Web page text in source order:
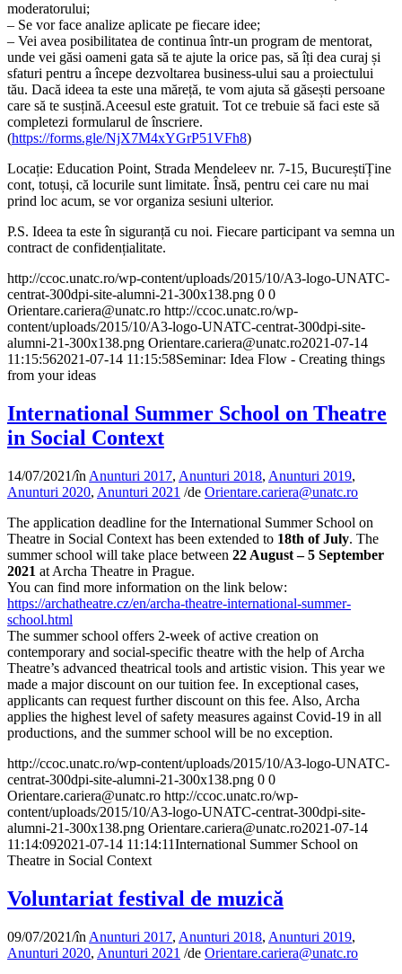
moderatorului;
– Se vor face analize aplicate pe fiecare idee;
– Vei avea posibilitatea de continua într-un program de mentorat,
unde vei găsi oameni gata să te ajute la orice pas, să îți dea curaj și
sfaturi pentru a începe dezvoltarea business-ului sau a proiectului
tău. Dacă ideea ta este una măreță, te vom ajuta să găsești persoane
care să te susțină.Aceesul este gratuit. Tot ce trebuie să faci este să
completezi formularul de înscriere.
(https://forms.gle/NjX7M4xYGrP51VFh8)
Locație: Education Point, Strada Mendeleev nr. 7-15, BucureștiȚine
cont, totuși, că locurile sunt limitate. Însă, pentru cei care nu mai
prind loc acum, se vor organiza sesiuni ulterior.
P.S. Ideea ta este în siguranță cu noi. Fiecare participant va semna un
contract de confidențialitate.
http://ccoc.unatc.ro/wp-content/uploads/2015/10/A3-logo-UNATC-
centrat-300dpi-site-alumni-21-300x138.png 0 0
Orientare.cariera@unatc.ro http://ccoc.unatc.ro/wp-
content/uploads/2015/10/A3-logo-UNATC-centrat-300dpi-site-
alumni-21-300x138.png Orientare.cariera@unatc.ro2021-07-14
11:15:562021-07-14 11:15:58Seminar: Idea Flow - Creating things
from your ideas
International Summer School on Theatre
in Social Context
14/07/2021/în Anunturi 2017, Anunturi 2018, Anunturi 2019,
Anunturi 2020, Anunturi 2021 /de Orientare.cariera@unatc.ro
The application deadline for the International Summer School on
Theatre in Social Context has been extended to 18th of July. The
summer school will take place between 22 August – 5 September
2021 at Archa Theatre in Prague.
You can find more information on the link below:
https://archatheatre.cz/en/archa-theatre-international-summer-
school.html
The summer school offers 2-week of active creation on
contemporary and social-specific theatre with the help of Archa
Theatre’s advanced theatrical tools and artistic vision. This year we
made a major discount on our tuition fee. In exceptional cases,
applicants can request further discount on this fee. Also, Archa
applies the highest level of safety measures against Covid-19 in all
productions, and the summer school will be no exception.
http://ccoc.unatc.ro/wp-content/uploads/2015/10/A3-logo-UNATC-
centrat-300dpi-site-alumni-21-300x138.png 0 0
Orientare.cariera@unatc.ro http://ccoc.unatc.ro/wp-
content/uploads/2015/10/A3-logo-UNATC-centrat-300dpi-site-
alumni-21-300x138.png Orientare.cariera@unatc.ro2021-07-14
11:14:092021-07-14 11:14:11International Summer School on
Theatre in Social Context
Voluntariat festival de muzică
09/07/2021/în Anunturi 2017, Anunturi 2018, Anunturi 2019,
Anunturi 2020, Anunturi 2021 /de Orientare.cariera@unatc.ro